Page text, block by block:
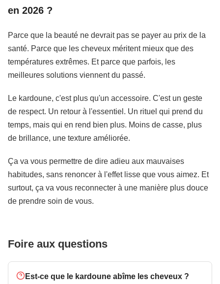
en 2026 ?
Parce que la beauté ne devrait pas se payer au prix de la
santé. Parce que les cheveux méritent mieux que des
températures extrêmes. Et parce que parfois, les
meilleures solutions viennent du passé.
Le kardoune, c'est plus qu'un accessoire. C'est un geste
de respect. Un retour à l'essentiel. Un rituel qui prend du
temps, mais qui en rend bien plus. Moins de casse, plus
de brillance, une texture améliorée.
Ça va vous permettre de dire adieu aux mauvaises
habitudes, sans renoncer à l'effet lisse que vous aimez. Et
surtout, ça va vous reconnecter à une manière plus douce
de prendre soin de vous.
Foire aux questions
Est-ce que le kardoune abîme les cheveux ?